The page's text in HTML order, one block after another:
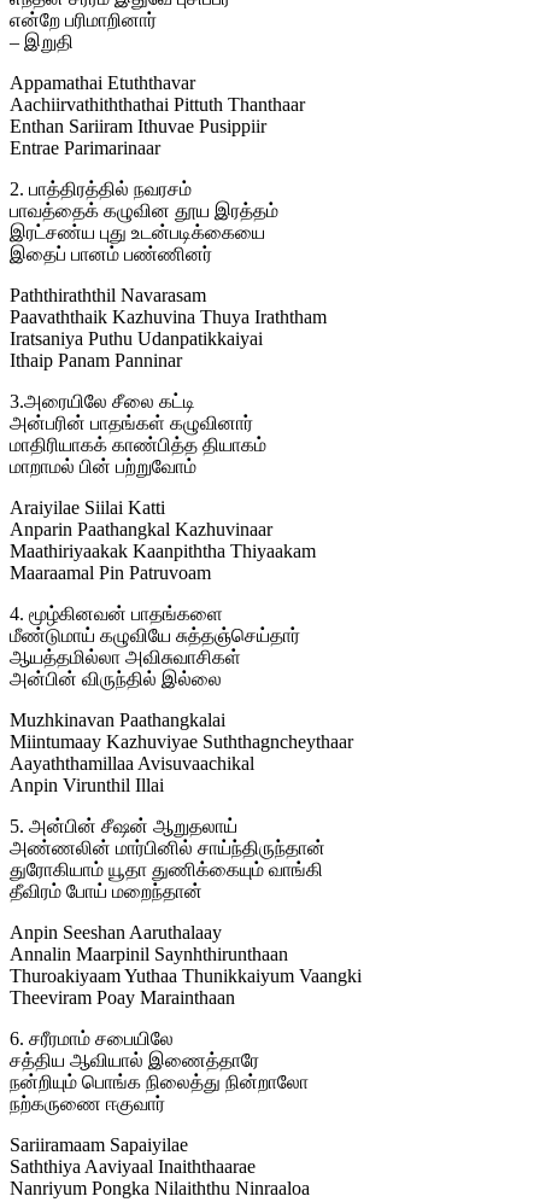
என்றே பரிமாறினார்
– இறுதி
Appamathai Etuththavar
Aachiirvathiththathai Pittuth Thanthaar
Enthan Sariiram Ithuvae Pusippiir
Entrae Parimarinaar
2. பாத்திரத்தில் நவரசம்
பாவத்தைக் கழுவின தூய இரத்தம்
இரட்சண்ய புது உடன்படிக்கையை
இதைப் பானம் பண்ணினர்
Paththiraththil Navarasam
Paavaththaik Kazhuvina Thuya Iraththam
Iratsaniya Puthu Udanpatikkaiyai
Ithaip Panam Panninar
3.அரையிலே சீலை கட்டி
அன்பரின் பாதங்கள் கழுவினார்
மாதிரியாகக் காண்பித்த தியாகம்
மாறாமல் பின் பற்றுவோம்
Araiyilae Siilai Katti
Anparin Paathangkal Kazhuvinaar
Maathiriyaakak Kaanpiththa Thiyaakam
Maaraamal Pin Patruvoam
4. மூழ்கினவன் பாதங்களை
மீண்டுமாய் கழுவியே சுத்தஞ்செய்தார்
ஆயத்தமில்லா அவிசுவாசிகள்
அன்பின் விருந்தில் இல்லை
Muzhkinavan Paathangkalai
Miintumaay Kazhuviyae Suththagncheythaar
Aayaththamillaa Avisuvaachikal
Anpin Virunthil Illai
5. அன்பின் சீஷன் ஆறுதலாய்
அண்ணலின் மார்பினில் சாய்ந்திருந்தான்
துரோகியாம் யூதா துணிக்கையும் வாங்கி
தீவிரம் போய் மறைந்தான்
Anpin Seeshan Aaruthalaay
Annalin Maarpinil Saynhthirunthaan
Thuroakiyaam Yuthaa Thunikkaiyum Vaangki
Theeviram Poay Marainthaan
6. சரீரமாம் சபையிலே
சத்திய ஆவியால் இணைத்தாரே
நன்றியும் பொங்க நிலைத்து நின்றாலோ
நற்கருணை ஈகுவார்
Sariiramaam Sapaiyilae
Saththiya Aaviyaal Inaiththaarae
Nanriyum Pongka Nilaiththu Ninraaloa